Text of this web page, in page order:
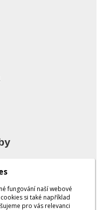
fungování naší webové
si také například
pro vás relevanci